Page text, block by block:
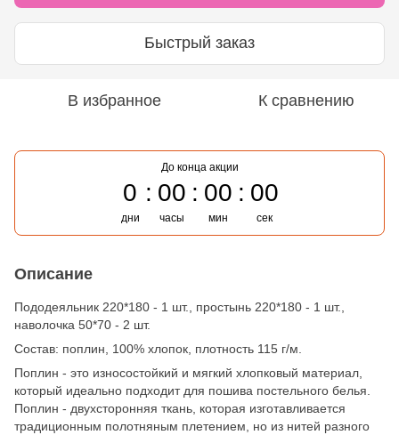
Быстрый заказ
В избранное К сравнению
До конца акции
0
дни
00
часы
00
мин
00
сек
Описание
Пододеяльник 220*180 - 1 шт., простынь 220*180 - 1 шт.,
наволочка 50*70 - 2 шт.
Состав: поплин, 100% хлопок, плотность 115 г/м.
Поплин - это износостойкий и мягкий хлопковый материал,
который идеально подходит для пошива постельного белья.
Поплин - двухсторонняя ткань, которая изготавливается
традиционным полотняным плетением, но из нитей разного